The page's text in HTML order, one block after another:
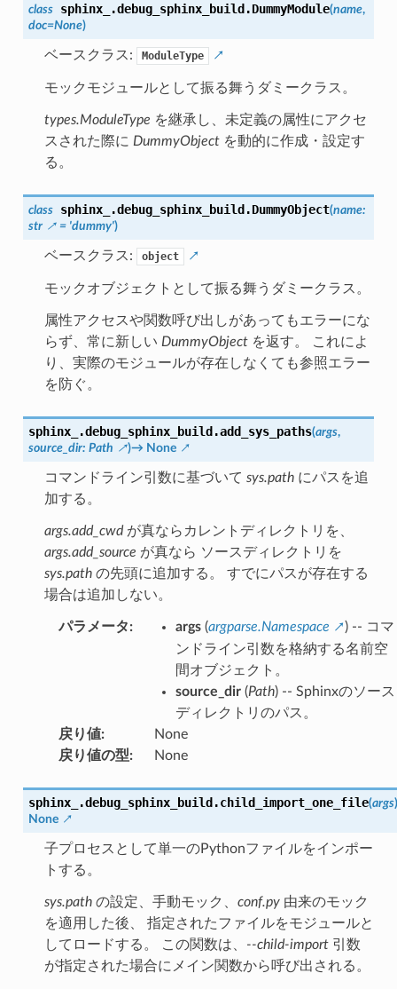
class sphinx_.debug_sphinx_build.DummyModule(name,
doc=None)
ベースクラス: ModuleType
モックモジュールとして振る舞うダミークラス。
types.ModuleType を継承し、未定義の属性にアクセ
スされた際に DummyObjectを動的に作成・設定す
る。
class sphinx_.debug_sphinx_build.DummyObject(name:
str
= 'dummy')
ベースクラス: object
モックオブジェクトとして振る舞うダミークラス。
属性アクセスや関数呼び出しがあってもエラーにな
らず、常に新しい DummyObjectを返す。 これによ
り、実際のモジュールが存在しなくても参照エラー
を防ぐ。
sphinx_.debug_sphinx_build.add_sys_paths(args,
source_dir: Path )→ None
コマンドライン引数に基づいて sys.pathにパスを追
加する。
args.add_cwdが真ならカレントディレクトリを、
args.add_source が真なら ソースディレクトリを
sys.pathの先頭に追加する。 すでにパスが存在する
場合は追加しない。
パラメータ: args(argparse.Namespace
) -- コマ
ンドライン引数を格納する名前空
間オブジェクト。
source_dir(Path) -- Sphinxのソース
ディレクトリのパス。
戻り値:
None
戻り値の型: None
sphinx_.debug_sphinx_build.child_import_one_file(args)
None
子プロセスとして単一のPythonファイルをインポー
トする。
sys.pathの設定、手動モック、 conf.py由来のモック
を適用した後、 指定されたファイルをモジュールと
してロードする。 この関数は、 --child-import引数
が指定された場合にメイン関数から呼び出される。